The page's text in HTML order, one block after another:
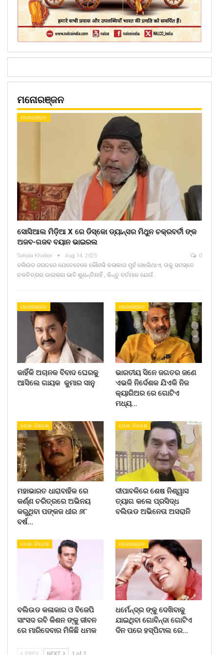
ମନୋରଞ୍ଜନ
ମନୋରଞ୍ଜନ
ସୋସିଆଲ ମିଡ଼ିଆ X ରେ ଡିସ୍କୋ ଡ୍ୟାନ୍ସର ମିଥୁନ ଚକ୍ରବର୍ତୀ ଙ୍କ
ଅଜବ-ଗଜବ ବୟାନ ଭାଇରଲ
Sakala Khabar Aug 14, 2025 0
ବଲିଉଡ ଜଗତରେ ଯେତେବେଳେ କୌଣସି କଳାକାର ମୁହଁ ଖୋଲିଥାଏ, ତାକୁ ସମସ୍ତେ
ଚଳଚିତ୍ରର ଡାଇଲଗ ଭାବି ଶୁଣନ୍ତିନାହିଁ , କିନ୍ତୁ ବର୍ତମାନ ଯେଉଁ…
ମନୋରଞ୍ଜନ
କାହିଁକି ଅଚାନକ ବିବାଦ ଘେରକୁ
ଆସିଲେ ଗାୟକ କୁମାର ସାନୁ
ମନୋରଞ୍ଜନ
ଭାରତୀୟ ସିନେ ଜଗତର ଜଣେ
ଏଭଳି ନିର୍ଦେଶକ ଯିଏକି ନିଜ
କ୍ୟାରିଅର ରେ ଗୋଟିଏ
ମଧ୍ୟ…
ଦେଶ- ବିଦେଶ
ମହାଭାରତ ଧାରାବାହିକ ରେ
କର୍ଣ୍ଣ ଚରିତ୍ରରେ ଅଭିନୟ
କରୁଥିବା ପଙ୍କଜ ଧୀର ୬୮
ବର୍ଷ…
ଦେଶ- ବିଦେଶ
ଦୀପାବଳିରେ ଶେଷ ନିଶ୍ୱାସ
ତ୍ୟାଗ କଲେ ପ୍ରସିଦ୍ଧ
ବଲିଉଡ ଅଭିନେତା ଅସରାନି
ଦେଶ- ବିଦେଶ
ବଲିଉଡ କଳାକାର ଓ ବିଜେପି
ସାଂସଦ ରବି କିଶନ ଙ୍କୁ ଜୀବନ
ରେ ମାରିଦେବାର ମିଳିଛି ଧମକ
ମନୋରଞ୍ଜନ
ଧର୍ମେନ୍ଦ୍ର ଙ୍କୁ ଦେଖିବାକୁ
ଯାଇଥିବା ଗୋବିନ୍ଦା ଗୋଟିଏ
ଦିନ ପରେ ହସ୍ପିଟାଲ ରେ…